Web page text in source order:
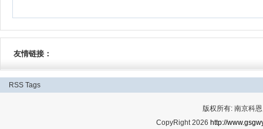
友情链接：
RSS Tags
版权所有: 南京科
CopyRight 2026 http://